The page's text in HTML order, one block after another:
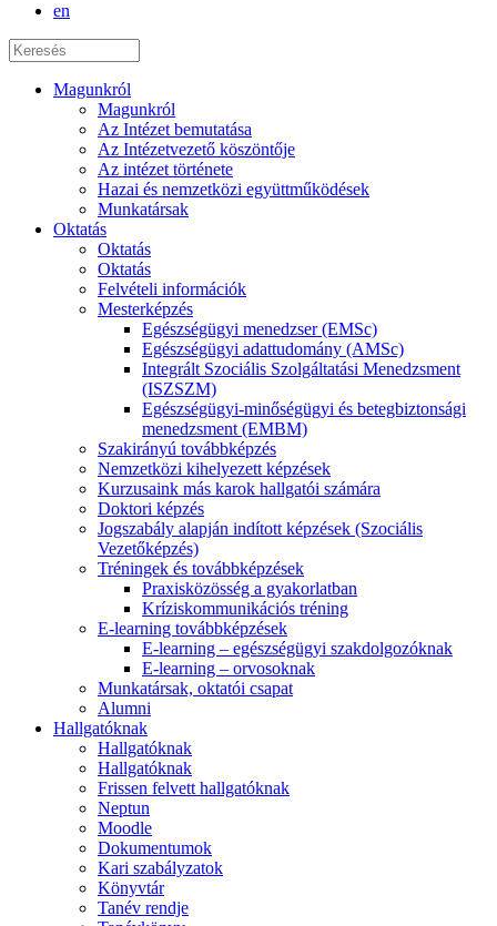
en
Magunkról
Magunkról
Az Intézet bemutatása
Az Intézetvezető köszöntője
Az intézet története
Hazai és nemzetközi együttműködések
Munkatársak
Oktatás
Oktatás
Oktatás
Felvételi információk
Mesterképzés
Egészségügyi menedzser (EMSc)
Egészségügyi adattudomány (AMSc)
Integrált Szociális Szolgáltatási Menedzsment
(ISZSZM)
Egészségügyi-minőségügyi és betegbiztonsági
menedzsment (EMBM)
Szakirányú továbbképzés
Nemzetközi kihelyezett képzések
Kurzusaink más karok hallgatói számára
Doktori képzés
Jogszabály alapján indított képzések (Szociális
Vezetőképzés)
Tréningek és továbbképzések
Praxisközösség a gyakorlatban
Kríziskommunikációs tréning
E-learning továbbképzések
E-learning – egészségügyi szakdolgozóknak
E-learning – orvosoknak
Munkatársak, oktatói csapat
Alumni
Hallgatóknak
Hallgatóknak
Hallgatóknak
Frissen felvett hallgatóknak
Neptun
Moodle
Dokumentumok
Kari szabályzatok
Könyvtár
Tanév rendje